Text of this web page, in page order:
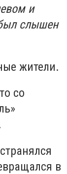
и
слышен
жители.
со
в